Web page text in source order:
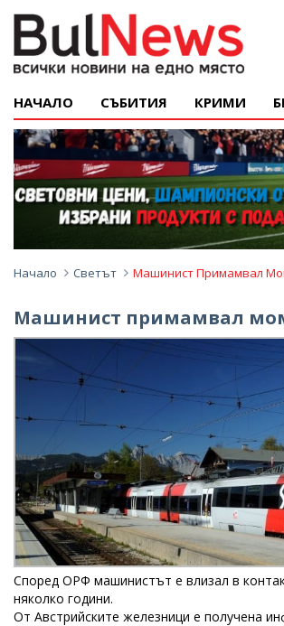
НАЧАЛО СЪБИТИЯ КРИМИ
Начало Светът Машинист Примамвал
Машинист примамвал
Според OРФ машинистът е влизал в
няколко години.
От Австрийските железници е получена